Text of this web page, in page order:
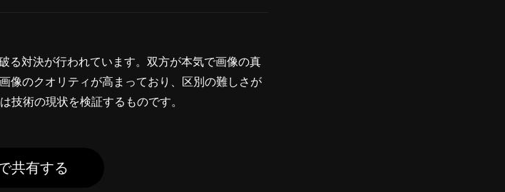
る対決が行われています。双方が本気で画像の真
像のクオリティが高まっており、区別の難しさが
技術の現状を検証するものです。
共有する